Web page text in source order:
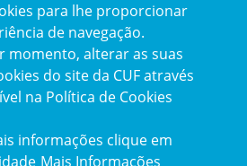
certification3
para lhe proporcionar
de navegação.
momento, alterar as suas
do site da CUF através
na Política de Cookies
informações clique em
Mais Informações